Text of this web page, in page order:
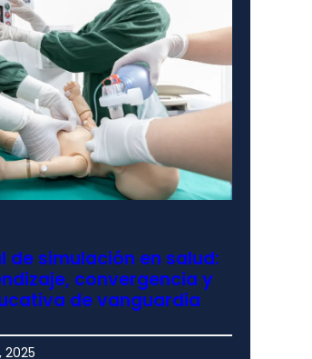
simulación en salud:
convergencia y
de vanguardia
2025